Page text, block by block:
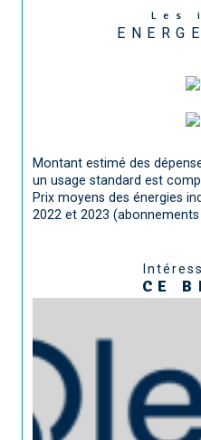
Les
Montant estimé des
un usage standard est
Prix moyens des énergies
2022 et 2023
CE